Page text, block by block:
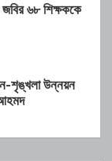
জবির ৬৮ শিক্ষককে
শৃঙ্খলা উন্নয়ন
আহমদ